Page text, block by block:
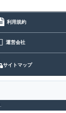
利用規約
運営会社
サイトマップ